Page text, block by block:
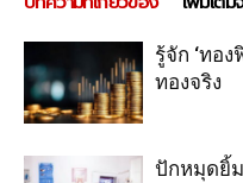
รู้จัก ‘ทอ
ทองจริง
ปักหมุดยิ้